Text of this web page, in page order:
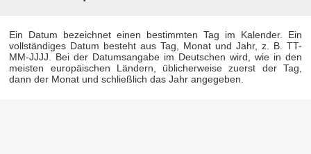
Ein Datum bezeichnet einen bestimmten Tag im Kalender. Ein
vollständiges Datum besteht aus Tag, Monat und Jahr, z. B. TT-
MM-JJJJ. Bei der Datumsangabe im Deutschen wird, wie in den
meisten europäischen Ländern, üblicherweise zuerst der Tag,
dann der Monat und schließlich das Jahr angegeben.